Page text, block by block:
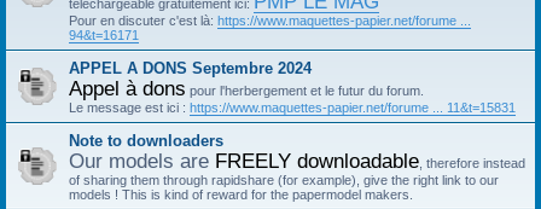
téléchargeable gratuitement ici:
Pour en discuter c'est là: https://www.maquettes-papier.net/forume ...
94&t=16171
APPEL A DONS Septembre 2024
Appel à dons pour l'herbergement et le futur du forum.
Le message est ici : https://www.maquettes-papier.net/forume ... 11&t=15831
Note to downloaders
Our models are FREELY downloadable , therefore instead
of sharing them through rapidshare (for example), give the right link to our
models ! This is kind of reward for the papermodel makers.